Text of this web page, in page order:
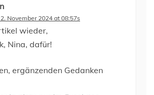
2. November 2024 at 08:57s
wieder,
Nina, dafür!
ergänzenden Gedanken